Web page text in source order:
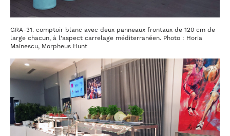
GRA-31. comptoir blanc avec deux panneaux frontaux de 120 cm de
large chacun, à l'aspect carrelage méditerranéen. Photo : Horia
Mainescu, Morpheus Hunt